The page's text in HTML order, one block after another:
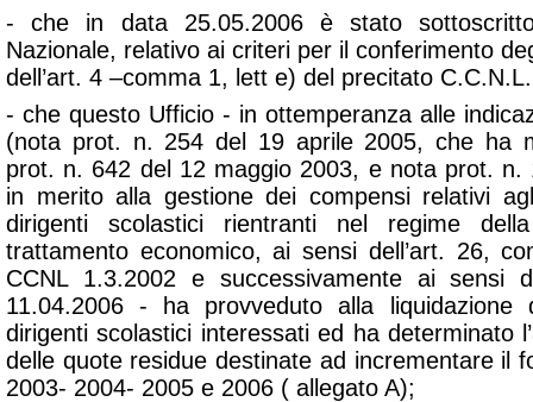
- che in data 25.05.2006 è stato
Nazionale, relativo ai criteri per il conferimento
dell’art. 4 –comma 1, lett e) del precitato
- che questo Ufficio - in ottemperanza alle
(nota prot. n. 254 del 19 aprile 2005, che ha
prot. n. 642 del 12 maggio 2003, e nota prot. n.
in merito alla gestione dei compensi relativi
dirigenti scolastici rientranti nel regime
trattamento economico, ai sensi dell’art. 26,
CCNL 1.3.2002 e successivamente ai sensi
11.04.2006 - ha provveduto alla liquidazione
dirigenti scolastici interessati ed ha determinato
delle quote residue destinate ad incrementare il
2003- 2004- 2005 e 2006 ( allegato A);